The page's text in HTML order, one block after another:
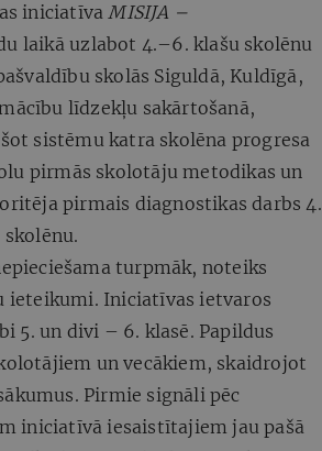
iniciatīvaMISIJA –
laikā uzlabot 4.–6. klašu skolēnu
skolās Siguldā, Kuldīgā,
līdzekļu sakārtošanā,
sistēmu katra skolēna progresa
pirmās skolotāju metodikas un
pirmais diagnostikas darbs 4.
turpmāk, noteiks
ieteikumi. Iniciatīvas ietvaros
5. un divi – 6. klasē. Papildus
un vecākiem, skaidrojot
Pirmie signāli pēc
iniciatīvā iesaistītajiem jau pašā